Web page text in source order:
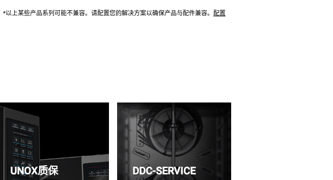
*以上某些产品系列可能不兼容。请配置您的解决方案以确保产品与配件兼容。 配置
UNOX质保 DDC-SERVICE